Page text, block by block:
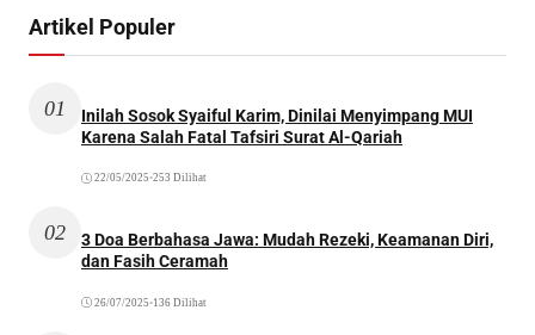
Artikel Populer
01
Inilah Sosok Syaiful Karim, Dinilai Menyimpang MUI
Karena Salah Fatal Tafsiri Surat Al-Qariah
22/05/2025 •253 Dilihat
02
3 Doa Berbahasa Jawa: Mudah Rezeki, Keamanan Diri,
dan Fasih Ceramah
26/07/2025 •136 Dilihat